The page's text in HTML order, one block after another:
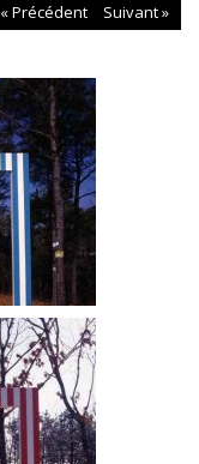
« Précédent
Suivant »